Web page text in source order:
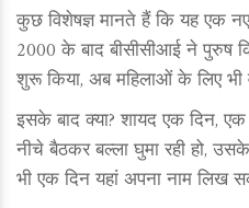
कुछ विशेषज्ञ मानते हैं कि यह एक
2000 के बाद बीसीसीआई ने पुरुष
शुरू किया, अब महिलाओं के लिए भी
इसके बाद क्या? शायद एक दिन,
नीचे बैठकर बल्ला घुमा रही हो,
भी एक दिन यहां अपना नाम लिख